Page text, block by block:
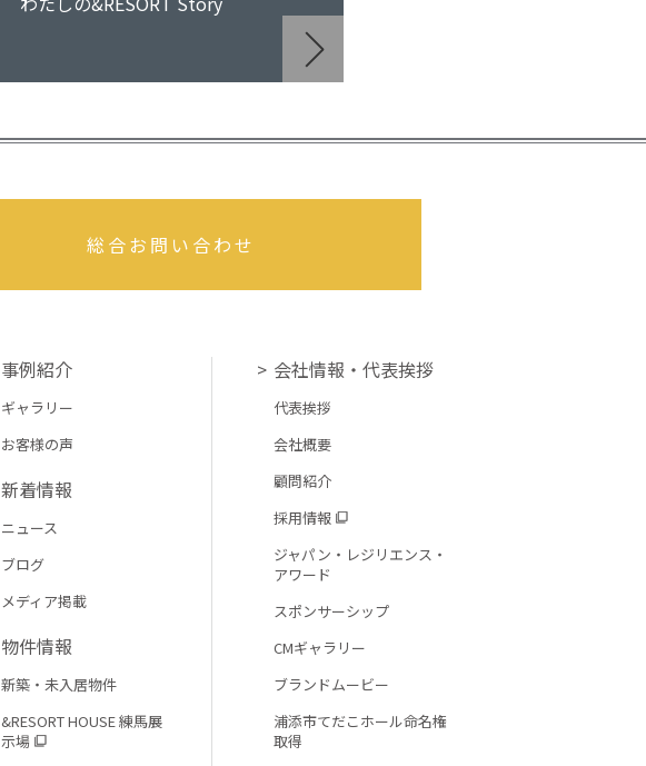
総合お問い合わせ
事例紹介
ギャラリー
お客様の声
新着情報
ニュース
ブログ
メディア掲載
物件情報
新築・未入居物件
&RESORT HOUSE 練馬展
示場
会社情報・代表挨拶
代表挨拶
会社概要
顧問紹介
採用情報
ジャパン・レジリエンス・
アワード
スポンサーシップ
CMギャラリー
ブランドムービー
浦添市てだこホール命名権
取得